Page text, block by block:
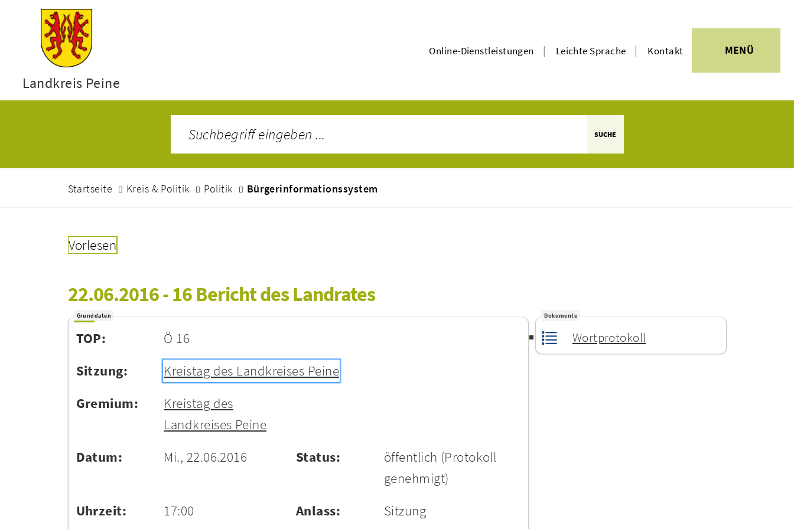
Landkreis Peine
Online-Dienstleistungen | Leichte Sprache | Kontakt MENÜ
SUCHE
Startseite Kreis & Politik Politik Bürgerinformationssystem
Vorlesen
22.06.2016 - 16 Bericht des Landrates
Grunddaten
TOP:
Ö 16
Sitzung:
Kreistag des Landkreises Peine
Gremium:
Kreistag des
Landkreises Peine
Datum:
Mi., 22.06.2016 Status: öffentlich (Protokoll
genehmigt)
Uhrzeit:
17:00 Anlass: Sitzung
Dokumente
Wortprotokoll